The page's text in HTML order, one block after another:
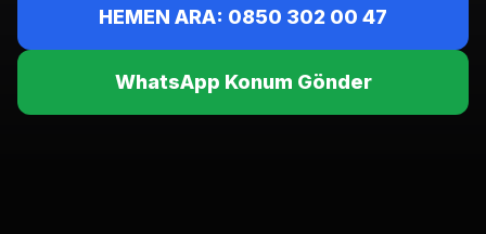
HEMEN ARA: 0850 302 00 47
WhatsApp Konum Gönder